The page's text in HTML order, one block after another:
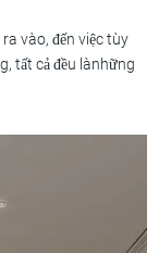
vào, đến việc tùy
tất cả đều lànhững